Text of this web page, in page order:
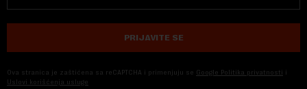
PRIJAVITE SE
Ova stranica je zaštićena sa reCAPTCHA i primenjuju se Google Politika privatnosti i
Uslovi korišćenja usluge